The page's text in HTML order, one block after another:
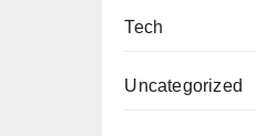
Tech
Uncategorized